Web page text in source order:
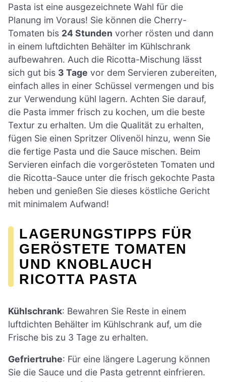
Pasta ist eine ausgezeichnete Wahl für die
Planung im Voraus! Sie können die Cherry-
Tomaten bis 24 Stunden vorher rösten und dann
in einem luftdichten Behälter im Kühlschrank
aufbewahren. Auch die Ricotta-Mischung lässt
sich gut bis 3 Tage vor dem Servieren zubereiten,
einfach alles in einer Schüssel vermengen und bis
zur Verwendung kühl lagern. Achten Sie darauf,
die Pasta immer frisch zu kochen, um die beste
Textur zu erhalten. Um die Qualität zu erhalten,
fügen Sie einen Spritzer Olivenöl hinzu, wenn Sie
die fertige Pasta und die Sauce mischen. Beim
Servieren einfach die vorgerösteten Tomaten und
die Ricotta-Sauce unter die frisch gekochte Pasta
heben und genießen Sie dieses köstliche Gericht
mit minimalem Aufwand!
LAGERUNGSTIPPS FÜR
GERÖSTETE TOMATEN
UND KNOBLAUCH
RICOTTA PASTA
Kühlschrank: Bewahren Sie Reste in einem
luftdichten Behälter im Kühlschrank auf, um die
Frische bis zu 3 Tage zu erhalten.
Gefriertruhe: Für eine längere Lagerung können
Sie die Sauce und die Pasta getrennt einfrieren.